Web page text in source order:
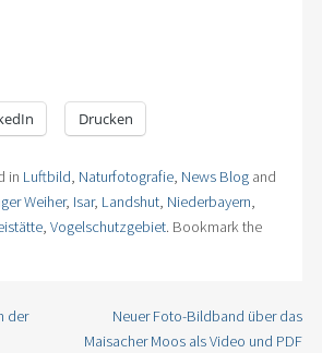
Drucken
in Luftbild, Naturfotografie, News Blogand
Weiher, Isar, Landshut, Niederbayern,
, Vogelschutzgebiet. Bookmark the
der
Neuer Foto-Bildband über das
Maisacher Moos als Video und PDF